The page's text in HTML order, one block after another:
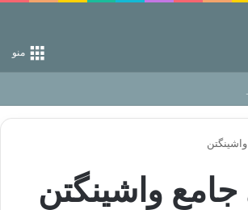
منو
دوری وکناره‌گیری از راه خداست‌!
واشینگتن